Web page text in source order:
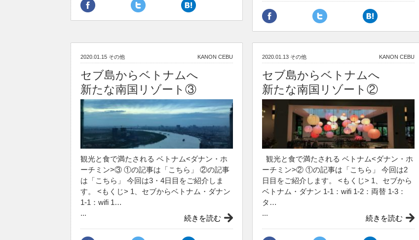
2020.01.15 その他 KANON CEBU
セブ島からベトナムへ
新たな南国リゾート③
観光と食で満たされる ベトナム<ダナン・ホ
ーチミン>③ ①の記事は「こちら」 ②の記事
は「こちら」 今回は3・4日目をご紹介しま
す。 <もくじ> 1、セブからベトナム・ダナン
1-1：wifi 1…
...
続きを読む
2020.01.13 その他 KANON CEBU
セブ島からベトナムへ
新たな南国リゾート②
観光と食で満たされる ベトナム<ダナン・ホ
ーチミン>② ①の記事は「こちら」 今回は2
日目をご紹介します。 <もくじ> 1、セブから
ベトナム・ダナン 1-1：wifi 1-2：両替 1-3：
タ…
...
続きを読む